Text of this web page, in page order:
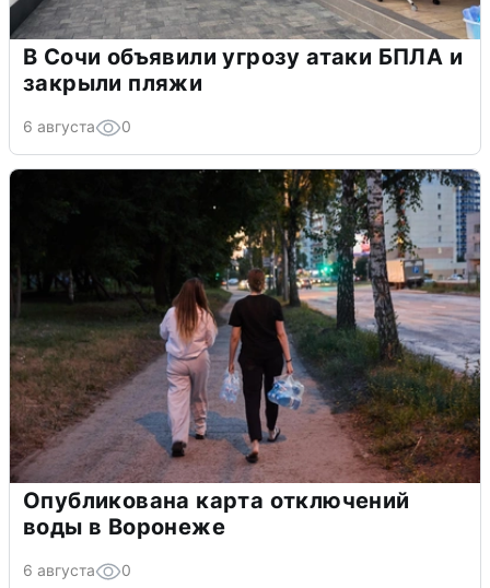
В Сочи объявили угрозу атаки БПЛА и
закрыли пляжи
6 августа 0
Опубликована карта отключений
воды в Воронеже
6 августа 0